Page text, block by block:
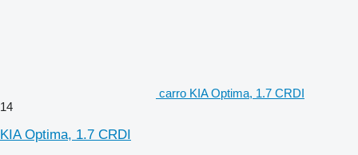
carro KIA Optima, 1.7 CRDI
14
KIA Optima, 1.7 CRDI